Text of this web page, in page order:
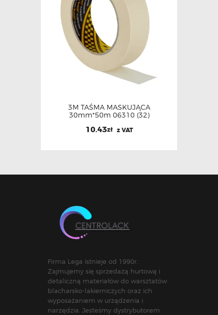
3M TAŚMA MASKUJĄCA
30mm*50m 06310 (32)
10.43zł z VAT
Firma Lega istnieje od 1990r.
Zajmujemy się sprzedażą hurtową i
detaliczną materiałów do warsztatów
blacharsko-lakierniczych oraz ich
wyposażaniem w urządzenia i
narzędzia. Jesteśmy dystrybutorem